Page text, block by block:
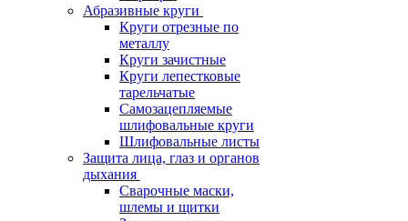
Абразивные круги
Круги отрезные по
металлу
Круги зачистные
Круги лепестковые
тарельчатые
Самозацепляемые
шлифовальные круги
Шлифовальные листы
Защита лица, глаз и органов
дыхания
Сварочные маски,
шлемы и щитки